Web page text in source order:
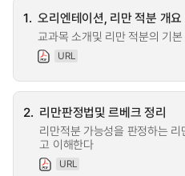
1. 오리엔테이션, 리만 적분 개요
교과목 소개및 리만 적분의 기본
URL
2. 리만판정법및 르베크 정리
리만적분 가능성을 판정하는
고 이해한다
URL